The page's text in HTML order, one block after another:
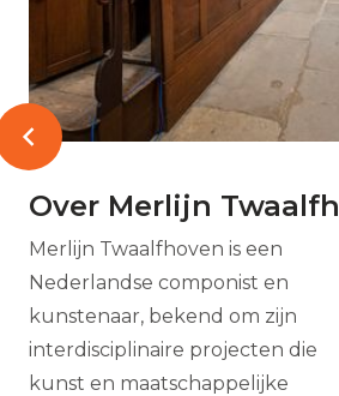
Over Merlijn
Merlijn Twaalfhoven is een
Nederlandse componist en
kunstenaar, bekend om zijn
interdisciplinaire projecten die
kunst en maatschappelijke